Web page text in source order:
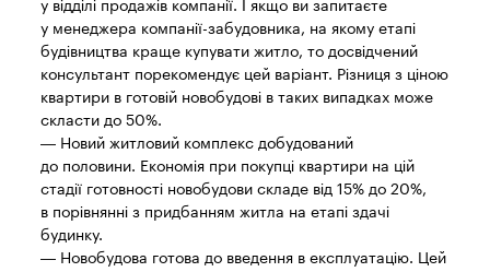
у відділі продажів компанії. І якщо ви запитаєте
у менеджера компанії-забудовника, на якому етапі
будівництва краще купувати житло, то досвідчений
консультант порекомендує цей варіант. Різниця з ціною
квартири в готовій новобудові в таких випадках може
скласти до 50%.
— Новий житловий комплекс добудований
до половини. Економія при покупці квартири на цій
стадії готовності новобудови складе від 15% до 20%,
в порівнянні з придбанням житла на етапі здачі
будинку.
— Новобудова готова до введення в експлуатацію. Цей